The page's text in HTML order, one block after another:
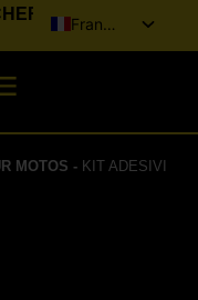
Français
Deutsch
Español
MOTOS - KIT ADESIVI